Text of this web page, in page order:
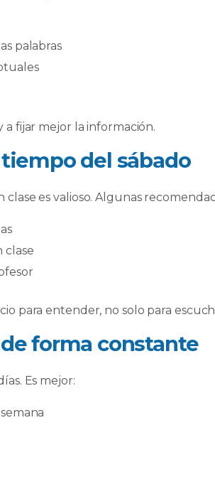
palabras
a fijar mejor la información.
del sábado
es valioso. Algunas
clase
para entender, no solo para
forma constante
Es mejor: